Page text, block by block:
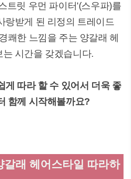
트릿 우먼 파이터'(스우파)를
랑받게 된 리정의 트레이드
쾌한 느낌을 주는 양갈래 헤
시간을 갖겠습니다.
게 따라 할 수 있어서 더욱 좋
함께 시작해볼까요?
갈래 헤어스타일 따라하